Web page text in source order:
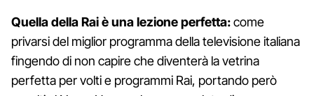
Quella della Rai è una lezione perfetta:come
privarsi del miglior programma della televisione italiana
fingendo di non capire che diventerà la vetrina
perfetta per volti e programmi Rai, portando però